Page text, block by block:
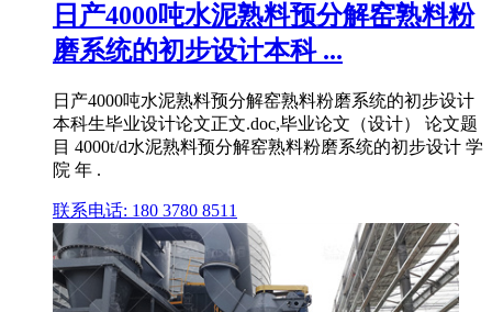
日产4000吨水泥熟料预分解窑熟料粉
磨系统的初步设计本科 ...
日产4000吨水泥熟料预分解窑熟料粉磨系统的初步设计
本科生毕业设计论文正文.doc,毕业论文（设计） 论文题
目 4000t/d水泥熟料预分解窑熟料粉磨系统的初步设计 学
院 年 .
联系电话: 180 3780 8511